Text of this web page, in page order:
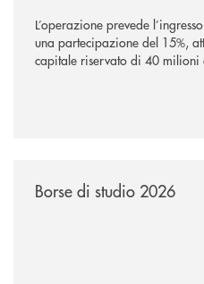
L’operazione prevede
una partecipazione del 15%,
capitale riservato di 40 milioni
comuni e sulla prossimità ai
Borse di studio 2026